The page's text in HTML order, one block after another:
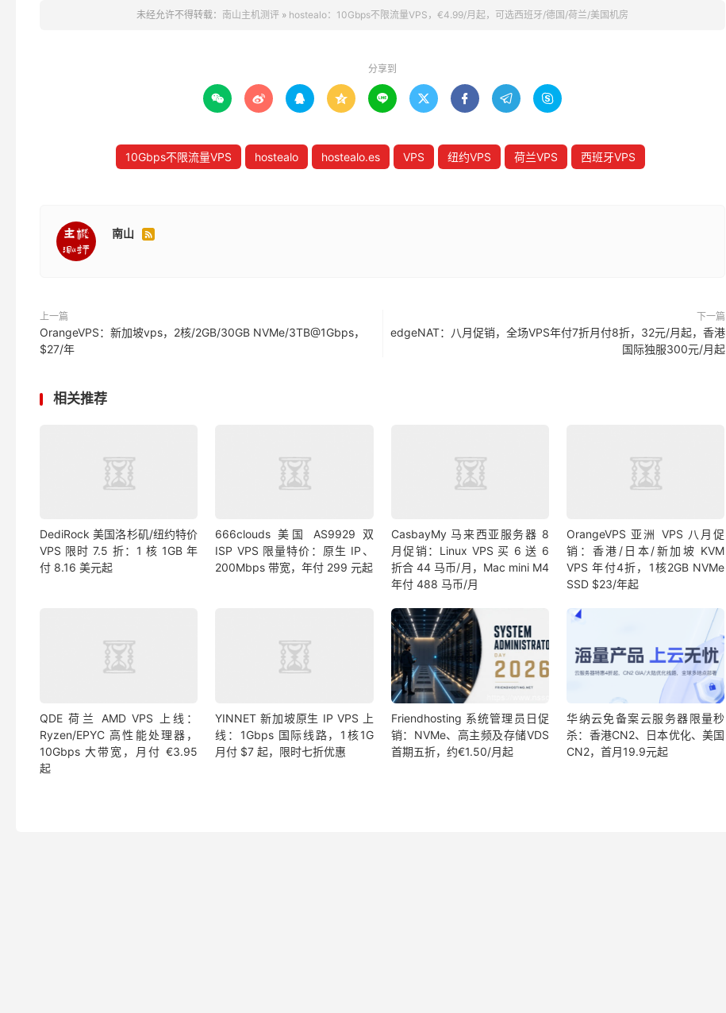
未经允许不得转载： 南山主机测评 » hostealo：10Gbps不限流量VPS，€4.99/月起，可选西班牙/德国/荷兰/美国机房
分享到
        
10Gbps不限流量VPS hostealo hostealo.es VPS 纽约VPS 荷兰VPS 西班牙VPS
南山 
上一篇
OrangeVPS：新加坡vps，2核/2GB/30GB NVMe/3TB@1Gbps，
$27/年
下一篇
edgeNAT：八月促销，全场VPS年付7折月付8折，32元/月起，香港
国际独服300元/月起
相关推荐
DediRock 美国洛杉矶/纽约特价
VPS 限时 7.5 折：1 核 1GB 年
付 8.16 美元起
666clouds 美国 AS9929 双
ISP VPS 限量特价：原生 IP、
200Mbps 带宽，年付 299 元起
CasbayMy 马来西亚服务器 8
月促销：Linux VPS 买 6 送 6
折合 44 马币/月，Mac mini M4
年付 488 马币/月
OrangeVPS 亚洲 VPS 八月促
销：香港/日本/新加坡 KVM
VPS 年付4折，1核2GB NVMe
SSD $23/年起
QDE 荷兰 AMD VPS 上线：
Ryzen/EPYC 高性能处理器，
10Gbps 大带宽，月付 €3.95
起
YINNET 新加坡原生 IP VPS 上
线：1Gbps 国际线路，1核1G
月付 $7 起，限时七折优惠
Friendhosting 系统管理员日促
销：NVMe、高主频及存储VDS
首期五折，约€1.50/月起
华纳云免备案云服务器限量秒
杀：香港CN2、日本优化、美国
CN2，首月19.9元起